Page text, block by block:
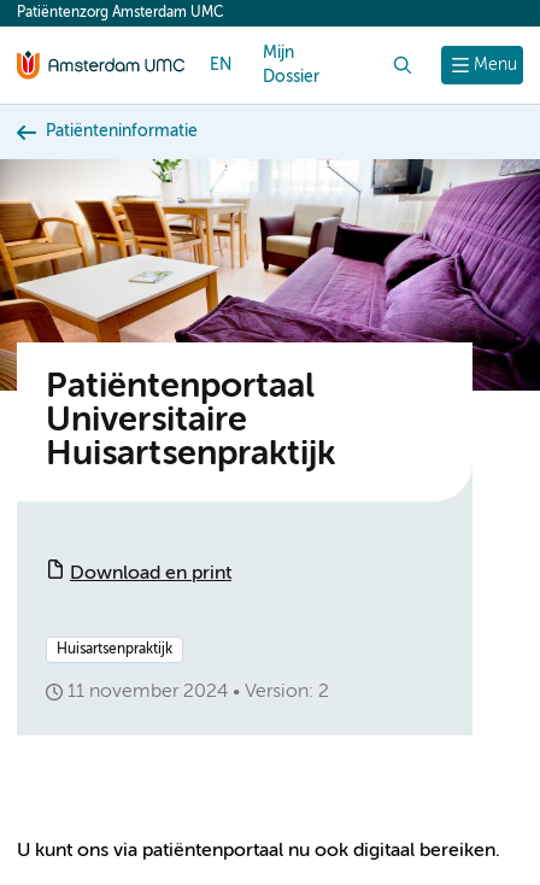
content
Menu
Patiëntenzorg Amsterdam UMC
EN
Mijn
Dossier
Patiënteninformatie
Patiëntenportaal
Universitaire
Huisartsenpraktijk
Download en print
Huisartsenpraktijk
11 november 2024 Version: 2
U kunt ons via patiëntenportaal nu ook digitaal bereiken.